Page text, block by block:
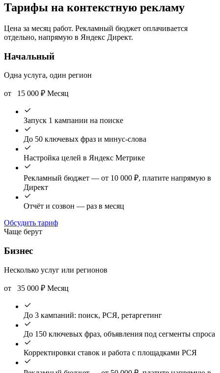
Тарифы на контекстную рекламу
Цена за месяц работ. Рекламный бюджет оплачивается
отдельно, напрямую в Яндекс Директ.
Начальный
Одна услуга, один регион
от 15 000 ₽ Месяц
Запуск 1 кампании на поиске
До 50 ключевых фраз и минус-слова
Настройка целей в Яндекс Метрике
Рекламный бюджет — от 10 000 ₽, платите напрямую в
Директ
Отчёт и созвон — раз в месяц
Обсудить тариф
Чаще берут
Бизнес
Несколько услуг или регионов
от 35 000 ₽ Месяц
До 3 кампаний: поиск, РСЯ, ретаргетинг
До 150 ключевых фраз, объявления под сегменты спроса
Корректировки ставок и работа с площадками РСЯ